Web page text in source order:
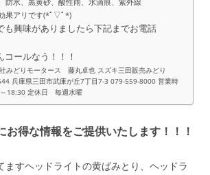
果アリです(*ﾟ▽ﾟ*)
も興味がありましたら下記までお電話
コールなう！！！
みどりモータース 藤丸卓也 スズキ三田販売みどり
兵庫県三田市武庫が丘7丁目7-3 079-559-8000 営業時
18:30 定休日 毎週水曜
お得な情報をご提供いたします！！！
ますヘッドライトの黄ばみとり、ヘッドラ